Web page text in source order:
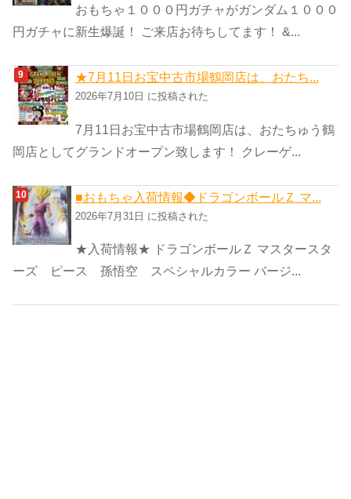
おもちゃ１０００円ガチャがガンダム１０００
円ガチャに新生爆誕！ ご来店お待ちしてます！ &...
★7月11日お宝中古市場鶴岡店は、おたち...
2026年7月10日 に投稿された
7月11日お宝中古市場鶴岡店は、おたちゅう鶴
岡店としてグランドオープン致します！ クレーゲ...
■おもちゃ入荷情報◆ドラゴンボールＺ マ...
2026年7月31日 に投稿された
★入荷情報★ ドラゴンボールＺ マスタースタ
ーズ ピース 孫悟空 スペシャルカラー バージ...